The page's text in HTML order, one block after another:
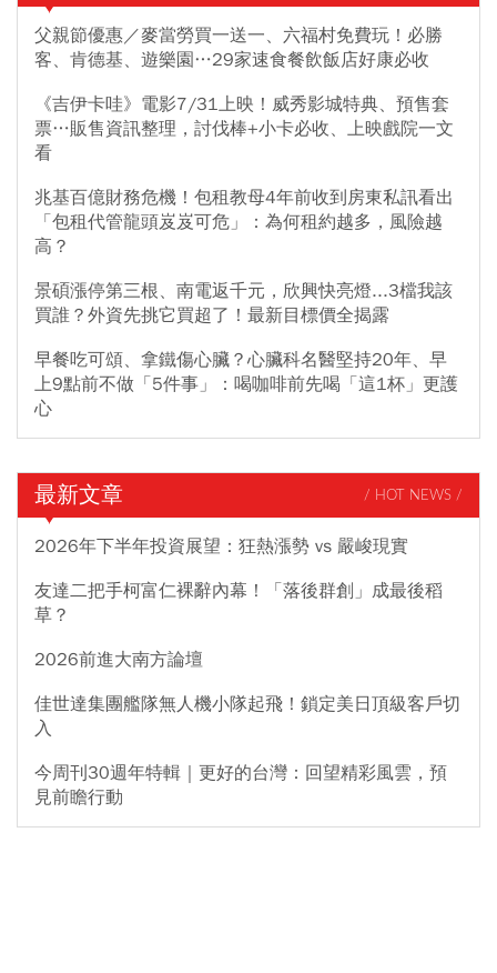
父親節優惠／麥當勞買一送一、六福村免費玩！必勝
客、肯德基、遊樂園…29家速食餐飲飯店好康必收
《吉伊卡哇》電影7/31上映！威秀影城特典、預售套
票…販售資訊整理，討伐棒+小卡必收、上映戲院一文
看
兆基百億財務危機！包租教母4年前收到房東私訊看出
「包租代管龍頭岌岌可危」：為何租約越多，風險越
高？
景碩漲停第三根、南電返千元，欣興快亮燈...3檔我該
買誰？外資先挑它買超了！最新目標價全揭露
早餐吃可頌、拿鐵傷心臟？心臟科名醫堅持20年、早
上9點前不做「5件事」：喝咖啡前先喝「這1杯」更護
心
最新文章 / HOT NEWS /
2026年下半年投資展望：狂熱漲勢 vs 嚴峻現實
友達二把手柯富仁裸辭內幕！「落後群創」成最後稻
草？
2026前進大南方論壇
佳世達集團艦隊無人機小隊起飛！鎖定美日頂級客戶切
入
今周刊30週年特輯｜更好的台灣：回望精彩風雲，預
見前瞻行動